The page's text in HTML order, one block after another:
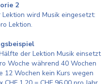
2
wird Musik eingesetzt:
Lektion.
der Lektion Musik einsetzt
Woche während 40 Wochen
12 Wochen kein Kurs wegen